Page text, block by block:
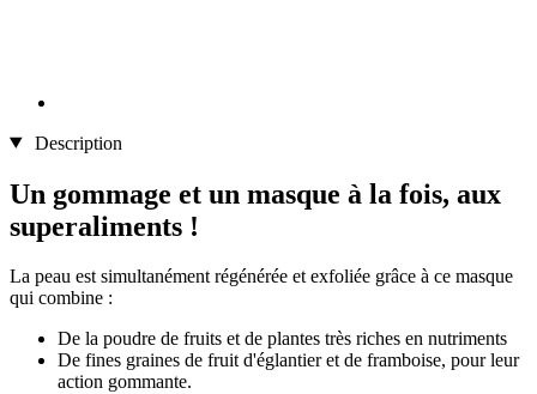
Description
Un gommage et un masque à la fois, aux
superaliments !
La peau est simultanément régénérée et exfoliée grâce à ce masque
qui combine :
De la poudre de fruits et de plantes très riches en nutriments
De fines graines de fruit d'églantier et de framboise, pour leur
action gommante.